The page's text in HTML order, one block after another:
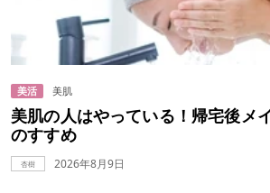
美活 美肌
美肌の人はやっている！帰宅後メ
のすすめ
杏樹 2026年8月9日